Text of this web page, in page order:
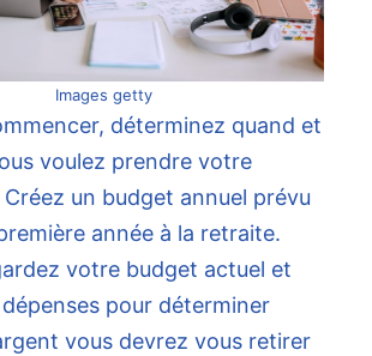
Images getty
déterminez quand et
voulez prendre votre
un budget annuel prévu
année à la retraite.
votre budget actuel et
pour déterminer
vous devrez vous retirer